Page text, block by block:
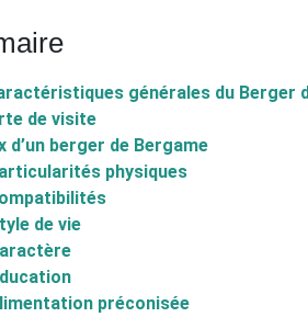
générales du Berger
de visite
d’un berger de Bergame
physiques
de vie
préconisée